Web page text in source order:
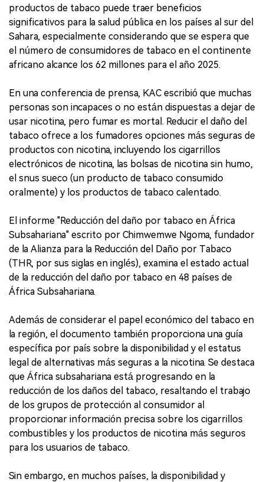
productos de tabaco puede traer beneficios
significativos para la salud pública en los países al sur del
Sahara, especialmente considerando que se espera que
el número de consumidores de tabaco en el continente
africano alcance los 62 millones para el año 2025.
En una conferencia de prensa, KAC escribió que muchas
personas son incapaces o no están dispuestas a dejar de
usar nicotina, pero fumar es mortal. Reducir el daño del
tabaco ofrece a los fumadores opciones más seguras de
productos con nicotina, incluyendo los cigarrillos
electrónicos de nicotina, las bolsas de nicotina sin humo,
el snus sueco (un producto de tabaco consumido
oralmente) y los productos de tabaco calentado.
El informe "Reducción del daño por tabaco en África
Subsahariana" escrito por Chimwemwe Ngoma, fundador
de la Alianza para la Reducción del Daño por Tabaco
(THR, por sus siglas en inglés), examina el estado actual
de la reducción del daño por tabaco en 48 países de
África Subsahariana.
Además de considerar el papel económico del tabaco en
la región, el documento también proporciona una guía
específica por país sobre la disponibilidad y el estatus
legal de alternativas más seguras a la nicotina. Se destaca
que África subsahariana está progresando en la
reducción de los daños del tabaco, resaltando el trabajo
de los grupos de protección al consumidor al
proporcionar información precisa sobre los cigarrillos
combustibles y los productos de nicotina más seguros
para los usuarios de tabaco.
Sin embargo, en muchos países, la disponibilidad y